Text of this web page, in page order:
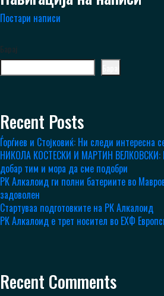
Постари написи
Барај
Recent Posts
Ѓорѓиев и Стојковиќ: Ни следи интересна
НИКОЛА КОСТЕСКИ И МАРТИН ВЕЛКОВСКИ:
добар тим и мора да сме подобри
РК Алкалоид ги полни батериите во
задоволен
Стартуваа подготовките на РК Алкалоид
РК Алкалоид е трет носител во ЕХФ
Recent Comments